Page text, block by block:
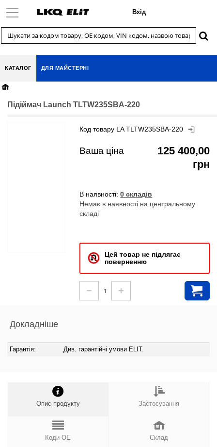
Вхід
КАТАЛОГ ДЛЯ МАЙСТЕРНІ
Підіймач Launch TLTW235SBA-220
Код товару LA TLTW235SBA-220
Ваша ціна
125 400,00
грн
В наявності:0 складів
Немає в наявності на центральному
складі
Цей товар не підлягає
поверненню
− +
Докладніше
Гарантія: Див. гарантійні умови ELIT.
Опис продукту Застосування
Коди OE Склад